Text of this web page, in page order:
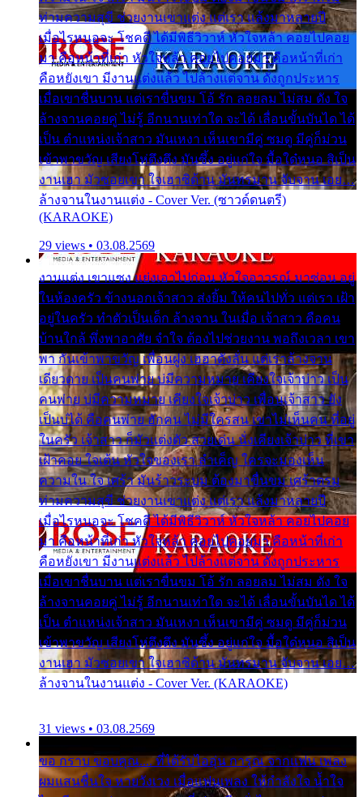
ท่ามความสุขี ช่วยงานเขาแต่ง แต่เรา แล้งมาหลายปี
เมื่อไรหนอจะ โชคดี ได้มีพิธีวิวาห์ หัวใจหล้า คอยไปคอย
มา คือหน้าที่เก่า หัวใจหล้า คอยไปคอยมา คือหน้าที่เก่า
คือหยังเขา มีงานแต่งแล้ว ไปล้างแต่จาน ดั่งถูกประหาร
เมื่อเขาชื่นบาน แต่เราขื่นขม โอ้ รัก ลอยลม ไม่สม ดัง ใจ
ล้างจานคอยคู่ ไม่รู้ อีกนานเท่าใด จะได้ เลื่อนขั้นบันได ได้
เป็น ตำแหน่งเจ้าสาว มันเหงา เห็นเขามีคู่ ซมดู มีคู่ก็ม่วน
เข้าพาขวัญ เสียงโห่ตึงตึง มันซึ้ง อยู่แก่ใจ มื้อใด๋หนอ สิเป็น
งานเฮา มัวซอยเขา ใจเฮาซิด้าน มันทรมาน จับจาน เอย…
ล้างจานในงานแต่ง - Cover Ver. (ซาวด์ดนตรี)
(KARAOKE)
29 views • 03.08.2569
งานแต่ง เขาแซง แย่งเอาไปก่อน หัวใจอาวรณ์ มาซ่อน อยู่
ในห้องครัว ข้างนอกเจ้าสาว ส่งยิ้ม ให้คนไปทั่ว แต่เรา เฝ้า
อยู่ในครัว ทำตัวเป็นเด็ก ล้างจาน ในเมื่อ เจ้าสาว คือคน
บ้านใกล้ พึ่งพาอาศัย จำใจ ต้องไปช่วยงาน พอถึงเวลา เขา
พา กันเข้าพาขวัญ เพื่อนฝูง เฮฮาดังลั่น แต่เราล้างจาน
เดียวดาย เป็นคนพ่าย บ่มีความหมาย เคียงใจเจ้าบ่าว เป็น
คนพ่าย บ่มีความหมาย เคียงใจเจ้าบ่าว เพื่อนเจ้าสาว ยัง
เป็นบ่ได้ คือคนพ่าย ฮักคน ไม่มีใครสน เขาไม่เห็นคน ที่อยู่
ในครัว เจ้าสาว ก็มัวแต่งตัว สวยเด่น นั่งเคียงเจ้าบ่าว ที่เขา
เฝ้าคอย ใจเต้น หัวใจของเรา ลำเค็ญ ใครจะมองเห็น
ความใน ใจ เศร้า มันร้าวระบม ต้องมาขื่นขม เศร้าตรม
ท่ามความสุขี ช่วยงานเขาแต่ง แต่เรา แล้งมาหลายปี
เมื่อไรหนอจะ โชคดี ได้มีพิธีวิวาห์ หัวใจหล้า คอยไปคอย
มา คือหน้าที่เก่า หัวใจหล้า คอยไปคอยมา คือหน้าที่เก่า
คือหยังเขา มีงานแต่งแล้ว ไปล้างแต่จาน ดั่งถูกประหาร
เมื่อเขาชื่นบาน แต่เราขื่นขม โอ้ รัก ลอยลม ไม่สม ดัง ใจ
ล้างจานคอยคู่ ไม่รู้ อีกนานเท่าใด จะได้ เลื่อนขั้นบันได ได้
เป็น ตำแหน่งเจ้าสาว มันเหงา เห็นเขามีคู่ ซมดู มีคู่ก็ม่วน
เข้าพาขวัญ เสียงโห่ตึงตึง มันซึ้ง อยู่แก่ใจ มื้อใด๋หนอ สิเป็น
งานเฮา มัวซอยเขา ใจเฮาซิด้าน มันทรมาน จับจาน เอย…
ล้างจานในงานแต่ง - Cover Ver. (KARAOKE)
31 views • 03.08.2569
ขอ กราบ ขอบคุณ.... ที่ได้รับไออุ่น การุณ จากแฟน เพลง
ผมแสนชื่นใจ หายวังเวง เมื่อแฟนเพลง ให้กำลังใจ น้ำใจ